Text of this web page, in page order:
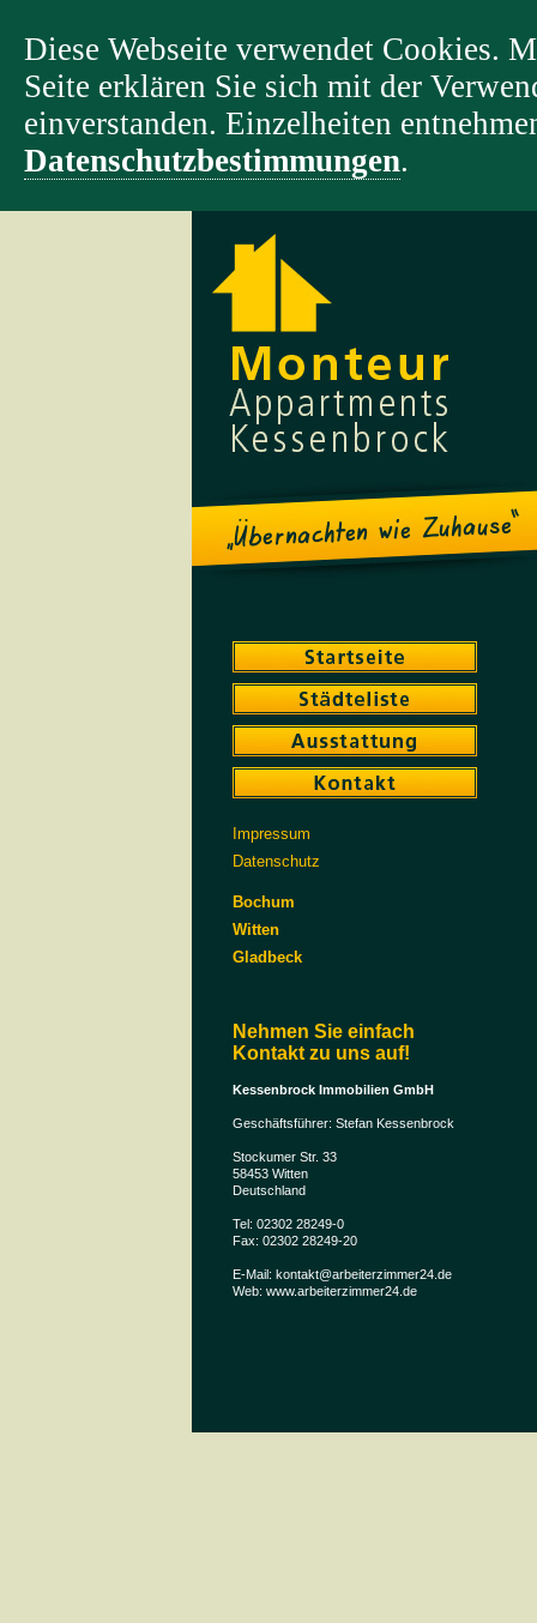
Diese Webseite verwendet Cookies.
Seite erklären Sie sich mit der
einverstanden. Einzelheiten
Datenschutzbestimmungen.
Impressum
Datenschutz
Bochum
Witten
Gladbeck
Nehmen Sie einfach
Kontakt zu uns auf!
Kessenbrock Immobilien GmbH
Geschäftsführer: Stefan Kessenbrock
Stockumer Str. 33
58453 Witten
Deutschland
Tel: 02302 28249-0
Fax: 02302 28249-20
E-Mail: kontakt@arbeiterzimmer24.de
Web: www.arbeiterzimmer24.de